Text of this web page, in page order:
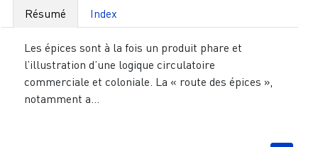
Résumé Index
Les épices sont à la fois un produit phare et
l’illustration d’une logique circulatoire
commerciale et coloniale. La « route des épices »,
notamment a...